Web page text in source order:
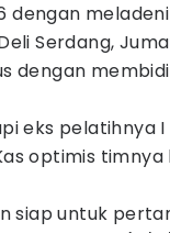
dengan
Serdang,
dengan
eks pelatihnya
optimis timnya
siap untuk